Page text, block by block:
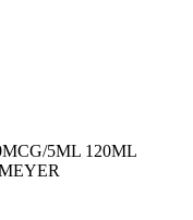
5ML 120ML